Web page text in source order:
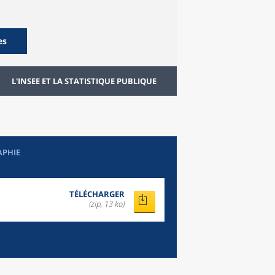
L'INSEE ET LA STATISTIQUE PUBLIQUE
TÉLÉCHARGER
(zip, 13 ko)